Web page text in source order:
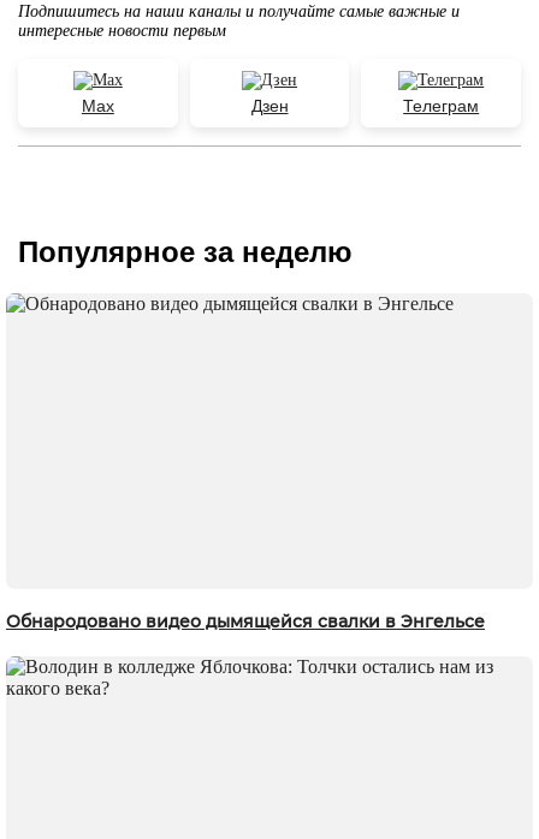
Подпишитесь на наши каналы и получайте самые важные и
интересные новости первым
Max Дзен Телеграм
Популярное за неделю
Обнародовано видео дымящейся свалки в Энгельсе